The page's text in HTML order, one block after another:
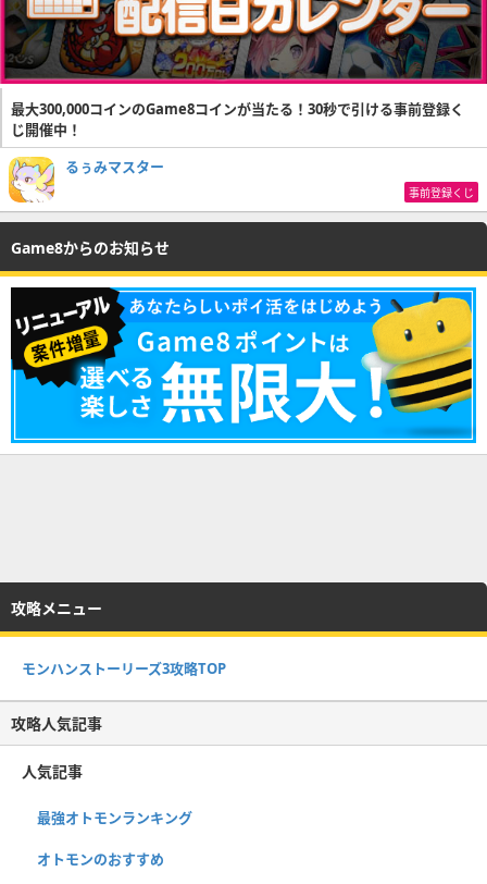
最大300,000コインのGame8コインが当たる！30秒で引ける事前登録く
じ開催中！
るぅみマスター
事前登録くじ
Game8からのお知らせ
攻略メニュー
モンハンストーリーズ3攻略TOP
攻略人気記事
人気記事
最強オトモンランキング
オトモンのおすすめ